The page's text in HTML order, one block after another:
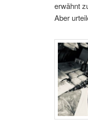
erwähnt
Aber